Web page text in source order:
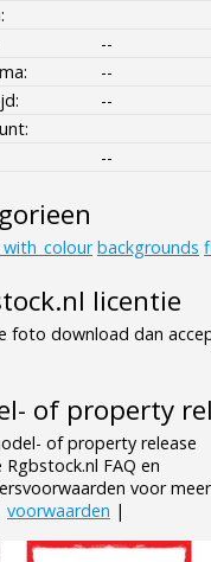
--
--
--
--
backgrounds
licentie
foto download dan
of property
of property release
Rgbstock.nl FAQ en
voor
voorwaarden |